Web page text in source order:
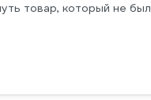
товар, который не был